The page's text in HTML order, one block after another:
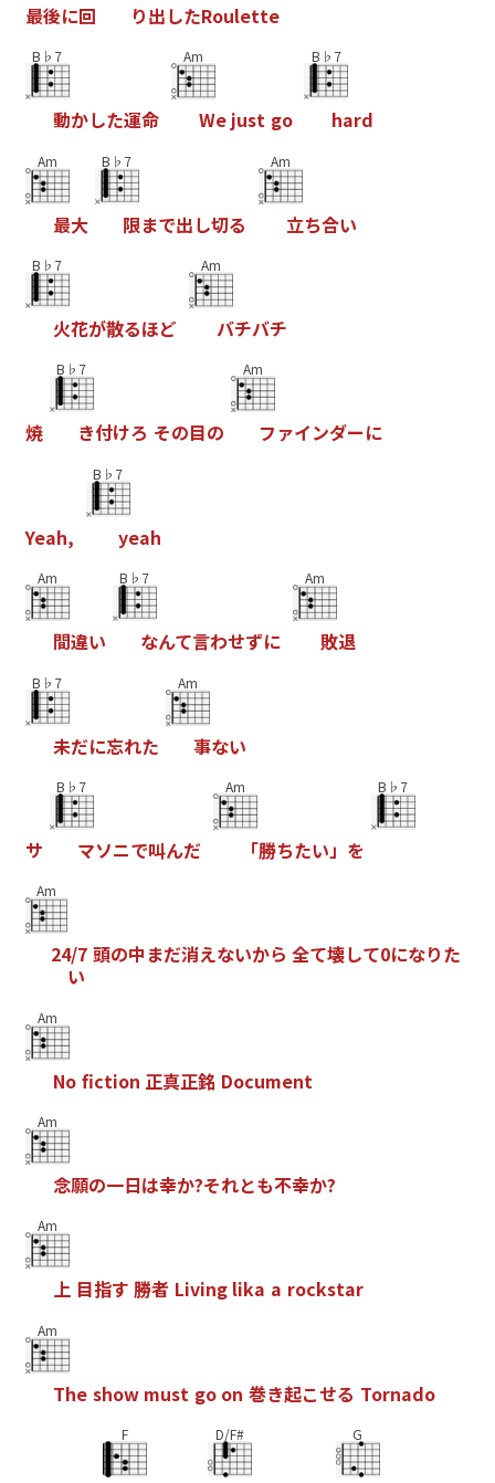
最後に回 り出したRoulette
B♭7
動かした運命
Am
We just go
B♭7
hard
Am
最大
B♭7
限まて出し切る
Am
立ち合い
B♭7
火花か散るほと
Am
ハチハチ
焼
B♭7
き付けろ その目の
Am
フ ァインターに
Yeah,
B♭7
yeah
Am
間違い
B♭7
なんて言わせすに
Am
敗退
B♭7
未たに忘れた
Am
事ない
サ
B♭7
マソニて叫んた
Am
「勝ちたい」 を
B♭7
Am
24/7 頭の中 また消えないから 全て壊して0になりた
い
Am
No fction 正真正銘 Document
Am
念願の一日は幸か?それとも不幸か?
Am
上 目指す 勝者 Living lika a rockstar
Am
The show must go on 巻き起こせる Tornado
F D/F# G